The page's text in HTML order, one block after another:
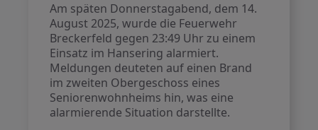
Am späten Donnerstagabend, dem 14.
August 2025, wurde die Feuerwehr
Breckerfeld gegen 23:49 Uhr zu einem
Einsatz im Hansering alarmiert.
Meldungen deuteten auf einen Brand
im zweiten Obergeschoss eines
Seniorenwohnheims hin, was eine
alarmierende Situation darstellte.